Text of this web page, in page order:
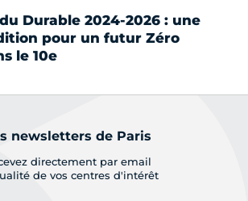
Durable 2024-2026 : une
pour un futur Zéro
le 10e
newsletters de Paris
directement par email
de vos centres d'intérêt